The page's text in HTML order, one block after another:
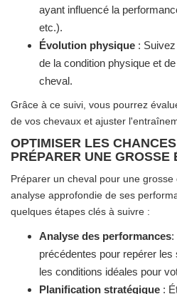
ayant influencé la
etc.).
Évolution physique :
de la condition physique et
cheval.
Grâce à ce suivi, vous pourrez
de vos chevaux et ajuster
OPTIMISER LES
PRÉPARER UNE GROSSE
Préparer un cheval pour une
analyse approfondie de ses
quelques étapes clés à suivre :
Analyse des performances:
précédentes pour repérer
les conditions idéales pour
Planification stratégique :